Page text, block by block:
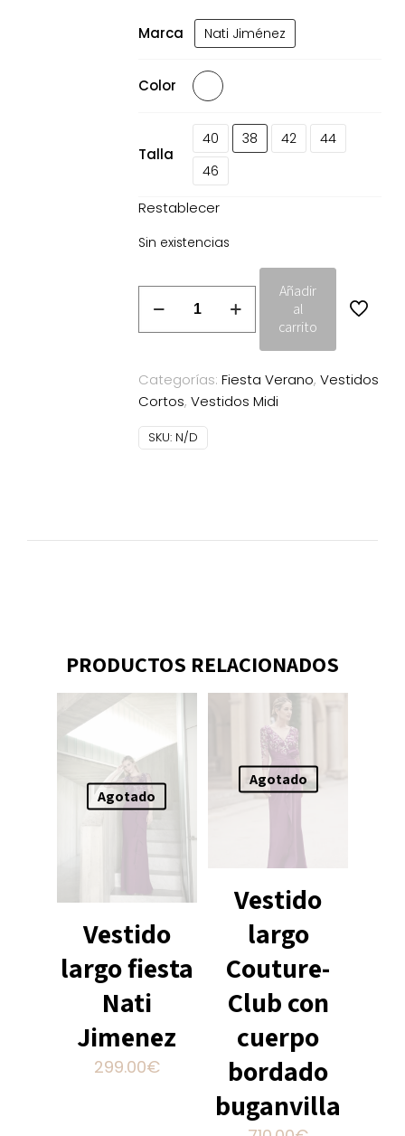
Marca Nati Jiménez
Color
Talla
40 38 42
44
46
Restablecer
Sin existencias
Nati
turquesa
cantidad
Añadir
al
carrito
Categorías: Fiesta Verano, Vestidos
Cortos, Vestidos Midi
SKU: N/D
PRODUCTOS RELACIONADOS
Agotado
Vestido
largo fiesta
Nati
Jimenez
299.00€
Agotado
Vestido
largo
Couture-
Club con
cuerpo
bordado
buganvilla